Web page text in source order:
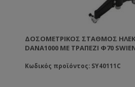
ΔΟΣΟΜΕΤΡΙΚΌΣ ΣΤΑΘΜΌΣ
DANA1000 ΜΕ ΤΡΑΠΈΖΙ Φ70
Κωδικός προϊόντος: SY40111C